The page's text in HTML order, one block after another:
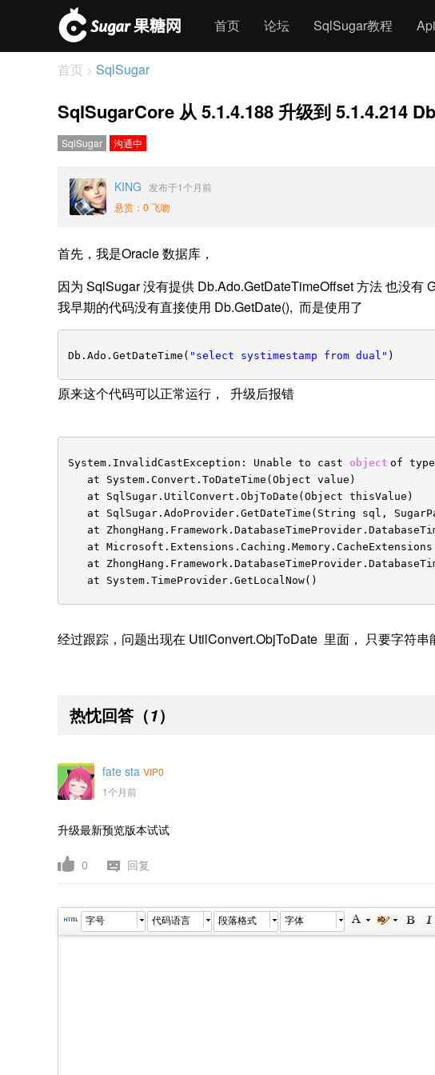
首页 论坛 SqlSugar教程 Api
首页 > SqlSugar
SqlSugarCore 从 5.1.4.188 升级到 5.1.4.214
SqlSugar 沟通中
KING
发布于1个月前
悬赏：0 飞吻
首先，我是Oracle 数据库，
因为 SqlSugar 没有提供 Db.Ado.GetDateTimeOffset 方法 也没有
我早期的代码没有直接使用 Db.GetDate(), 而是使用了
Db.Ado.GetDateTime( "select systimestamp from dual" )
原来这个代码可以正常运行， 升级后报错
System.InvalidCastException: Unable to cast object of type
at System.Convert.ToDateTime(Object value)
at SqlSugar.UtilConvert.ObjToDate(Object thisValue)
at SqlSugar.AdoProvider.GetDateTime(String sql,
at
at
at
at System.TimeProvider.GetLocalNow()
经过跟踪，问题出现在 UtilConvert.ObjToDate 里面， 只要字符
热忱回答 （1）
fate sta VIP0
1个月前
升级最新预览版本试试
0 回复
字号 代码语言 段落格式 字体